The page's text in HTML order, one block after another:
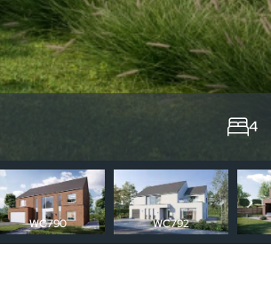
4
WC790 WC792